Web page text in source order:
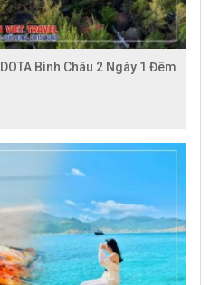
Bình Châu 2 Ngày 1 Đêm